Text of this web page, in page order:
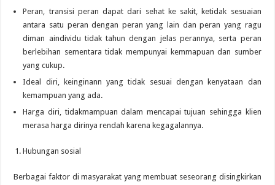
Peran, transisi peran dapat dari sehat ke sakit, ketidak sesuaian
antara satu peran dengan peran yang lain dan peran yang ragu
diman aindividu tidak tahun dengan jelas perannya, serta peran
berlebihan sementara tidak mempunyai kemmapuan dan sumber
yang cukup.
Ideal diri, keinginann yang tidak sesuai dengan kenyataan dan
kemampuan yang ada.
Harga diri, tidakmampuan dalam mencapai tujuan sehingga klien
merasa harga dirinya rendah karena kegagalannya.
Hubungan sosial
Berbagai faktor di masyarakat yang membuat seseorang disingkirkan